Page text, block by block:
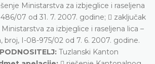
Ministarstva za izbjeglice i raseljena
07 od 31. 7. 2007. godine;  zaključak
za izbjeglice i raseljena lica –
broj, I-08-975/02 od 7. 6. 2007. godine.
Tuzlanski Kanton